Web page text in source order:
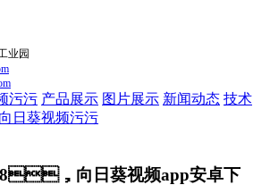
业园
污污 产品展示 图片展示 新闻动态 技术
日葵视频污污
，向日葵视频app安卓下